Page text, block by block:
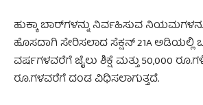
ಹುಕ್ಕಾ ಬಾರ್‌ಗಳನ್ನು ನಿರ್ವಹಿಸುವ
ಹೊಸದಾಗಿ ಸೇರಿಸಲಾದ ಸೆಕ್ಷನ್ 21A
ವರ್ಷಗಳವರೆಗೆ ಜೈಲು ಶಿಕ್ಷೆ ಮತ್ತು 50,000
ರೂ.ಗಳವರೆಗೆ ದಂಡ ವಿಧಿಸಲಾಗುತ್ತದೆ.